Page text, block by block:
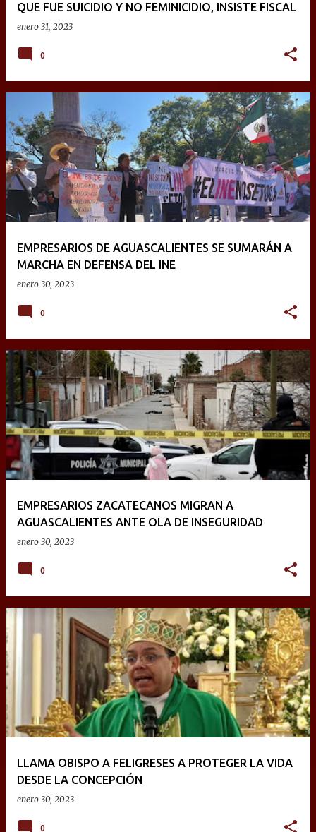
QUE FUE SUICIDIO Y NO FEMINICIDIO, INSISTE FISCAL
enero 31, 2023
0
EMPRESARIOS DE AGUASCALIENTES SE SUMARÁN A
MARCHA EN DEFENSA DEL INE
enero 30, 2023
0
EMPRESARIOS ZACATECANOS MIGRAN A
AGUASCALIENTES ANTE OLA DE INSEGURIDAD
enero 30, 2023
0
LLAMA OBISPO A FELIGRESES A PROTEGER LA VIDA
DESDE LA CONCEPCIÓN
enero 30, 2023
0